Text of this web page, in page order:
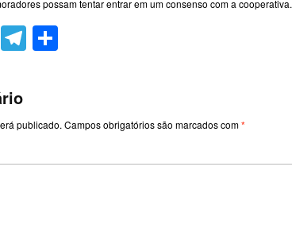
possam tentar entrar em um consenso com a cooperativa.
EmailTelegram
publicado. Campos obrigatórios são marcados com*